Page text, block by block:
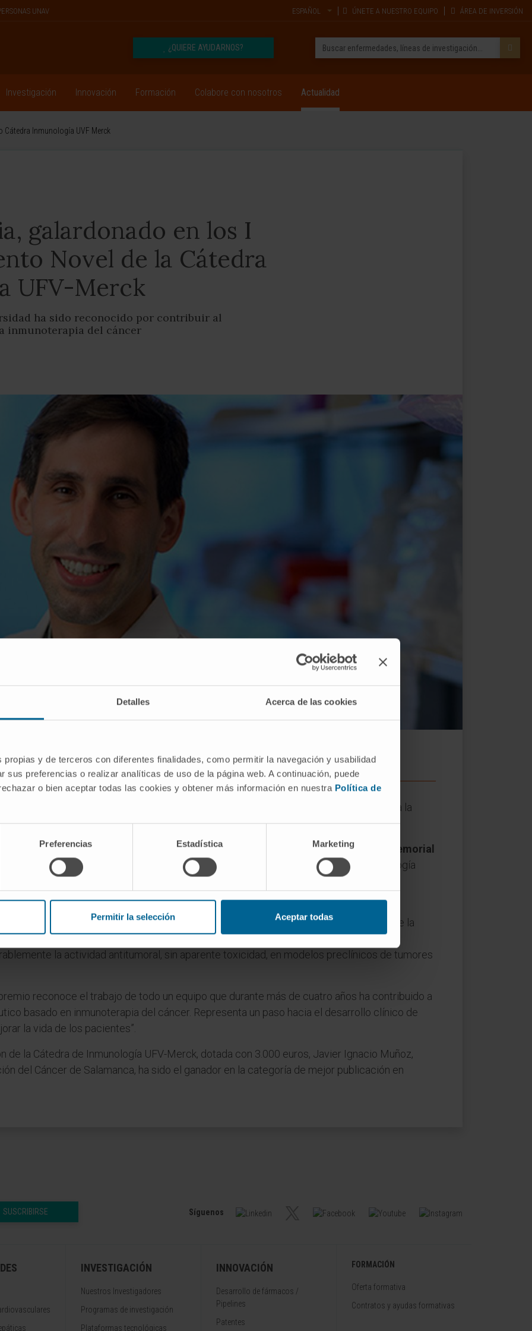
Detalles Acerca de las cookies
propias y de terceros con diferentes finalidades, como permitir la navegación y usabilidad
sus preferencias o realizar analíticas de uso de la página web. A continuación, puede
o bien aceptar todas las cookies y obtener más información en nuestra Política de
Preferencias Estadística Marketing
Permitir la selección Aceptar todas
UNAV ESPAÑOL ÚNETE A NUESTRO EQUIPO ÁREA DE INVERSIÓN
¿QUIERE AYUDARNOS?
Investigación Innovación Formación Colabore con nosotros Actualidad
Cátedra Inmunología UVF Merck
galardonado en los I
Novel de la Cátedra
UFV-Merck
ha sido reconocido por contribuir al
inmunoterapia del cáncer
Memorial Sloan Kettering Cancer Center de Nueva York (Estados Unidos) donde trabaja como investigador postdoctoral.
que otorga la
y la compañía de ciencia y tecnología Merck.
del Cima Universidad de Navarra y actualmente
investigador postdoctoral en el Memorial
York(Estados Unidos), ha recibido el galardón a la mejor publicación en inmunología
del cáncer
como primer autor de un trabajo publicado en la revista científica Cancer Cell. El
de inmunoterapia intratumoral, confirma por primera vez el efecto antitumoral de la
humano injertado en modelos animales. Además, esta nueva estrategia de
la actividad antitumoral, sin aparente toxicidad, en modelos preclínicos de tumores
reconoce el trabajo de todo un equipo que durante más de cuatro años ha contribuido a
basado en inmunoterapia del cáncer. Representa un paso hacia el desarrollo clínico de
la vida de los pacientes”.
de la Cátedra de Inmunología UFV-Merck, dotada con 3.000 euros, Javier Ignacio Muñoz,
del Cáncer de Salamanca, ha sido el ganador en la categoría de mejor publicación en
SUSCRIBIRSE Síguenos
INVESTIGACIÓN
Nuestros Investigadores
Programas de investigación
Plataformas tecnológicas
INNOVACIÓN
Desarrollo de fármacos /
Pipelines
Patentes
FORMACIÓN
Oferta formativa
Contratos y ayudas formativas